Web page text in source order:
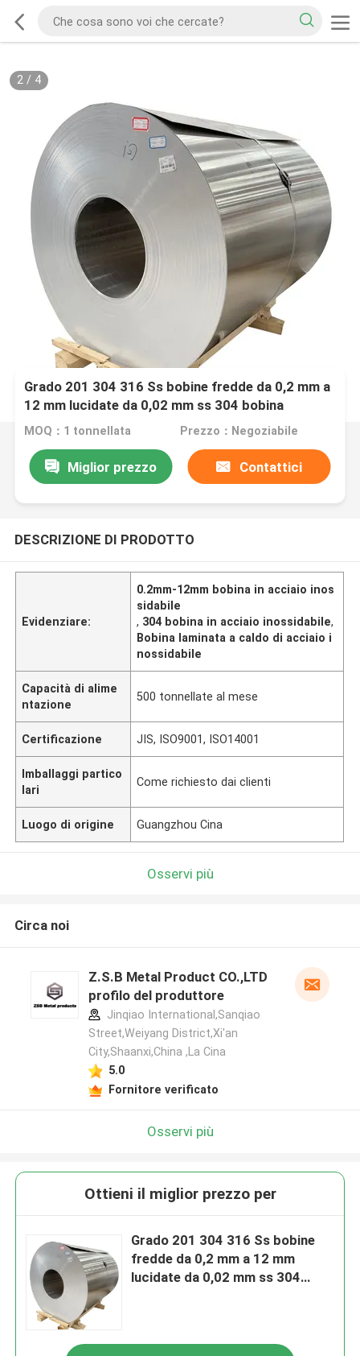
2/ 4
Grado 201 304 316 Ss bobine fredde da 0,2 mm a
12 mm lucidate da 0,02 mm ss 304 bobina
laminata a caldo bobina in acciaio inossidabile
MOQ：1 tonnellata Prezzo：Negoziabile
Miglior prezzo Contattici
DESCRIZIONE DI PRODOTTO
Evidenziare:
0.2mm-12mm bobina in acciaio inos
sidabile
, 304 bobina in acciaio inossidabile,
Bobina laminata a caldo di acciaio i
nossidabile
Capacità di alime
ntazione
500 tonnellate al mese
Certificazione JIS, ISO9001, ISO14001
Imballaggi partico
lari
Come richiesto dai clienti
Luogo di origine Guangzhou Cina
Osservi più
Circa noi
Z.S.B Metal Product CO.,LTD
profilo del produttore
Jinqiao International,Sanqiao
Street,Weiyang District,Xi'an
City,Shaanxi,China ,La Cina
5.0
Fornitore verificato
Osservi più
Ottieni il miglior prezzo per
Grado 201 304 316 Ss bobine
fredde da 0,2 mm a 12 mm
lucidate da 0,02 mm ss 304